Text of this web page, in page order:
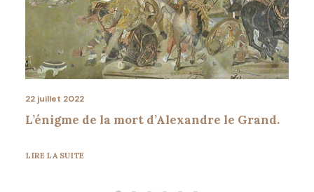
22 juillet 2022
L’énigme de la mort d’Alexandre le Grand.
LIRE LA SUITE